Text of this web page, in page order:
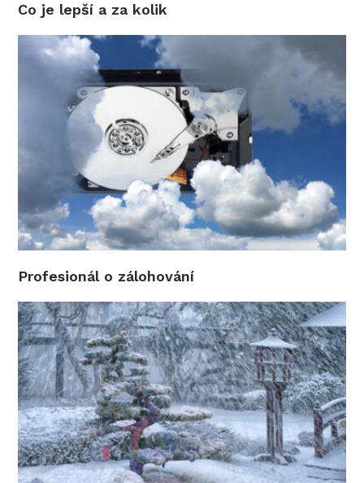
Co je lepší a za kolik
Profesionál o zálohování